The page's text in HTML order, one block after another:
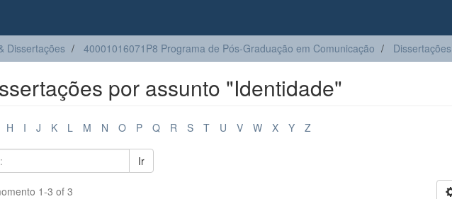
Dissertações 40001016071P8 Programa de Pós-Graduação em Comunicação Dissertações
por assunto "Identidade"
H I J K L M N O P Q R S T U V W X Y Z
Ir
1-3 of 3